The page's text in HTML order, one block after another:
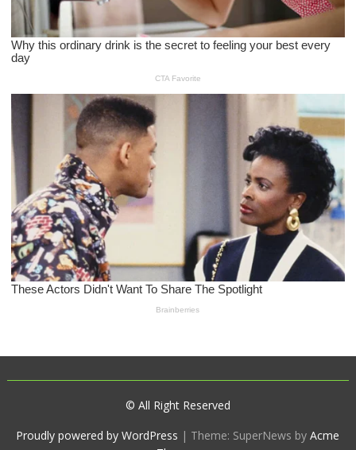
© All Right Reserved
Proudly powered by WordPress | Theme: SuperNews byAcme